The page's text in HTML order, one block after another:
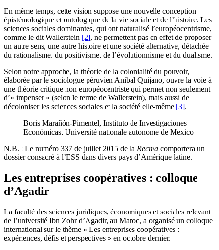
En même temps, cette vision suppose une nouvelle conception
épistémologique et ontologique de la vie sociale et de l’histoire. Les
sciences sociales dominantes, qui ont naturalisé l’européocentrisme,
comme le dit Wallerstein [2], ne permettent pas en effet de proposer
un autre sens, une autre histoire et une société alternative, détachée
du rationalisme, du positivisme, de l’évolutionnisme et du dualisme.
Selon notre approche, la théorie de la colonialité du pouvoir,
élaborée par le sociologue péruvien Anibal Quijano, ouvre la voie à
une théorie critique non européocentriste qui permet non seulement
d’« impenser » (selon le terme de Wallerstein), mais aussi de
décoloniser les sciences sociales et la société elle-même [3].
Boris Marañón-Pimentel, Instituto de Investigaciones
Económicas, Université nationale autonome de Mexico
N.B. : Le numéro 337 de juillet 2015 de la Recma comportera un
dossier consacré à l’ESS dans divers pays d’Amérique latine.
Les entreprises coopératives : colloque
d’Agadir
La faculté des sciences juridiques, économiques et sociales relevant
de l’université Ibn Zohr d’Agadir, au Maroc, a organisé un colloque
international sur le thème « Les entreprises coopératives :
expériences, défis et perspectives » en octobre dernier.